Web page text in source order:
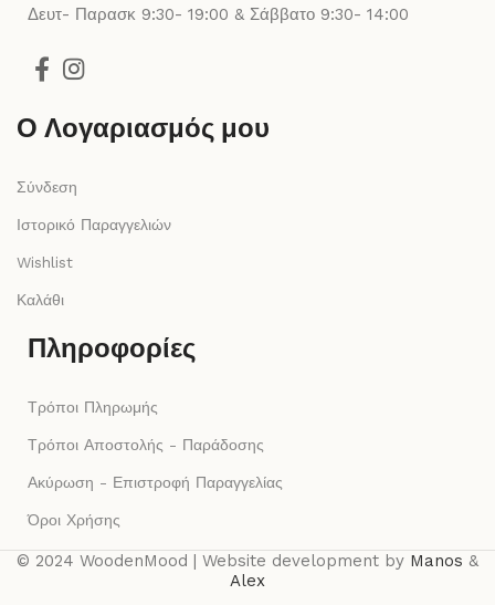
Δευτ- Παρασκ 9:30- 19:00 & Σάββατο 9:30- 14:00
Ο Λογαριασμός μου
Σύνδεση
Ιστορικό Παραγγελιών
Wishlist
Καλάθι
Πληροφορίες
Τρόποι Πληρωμής
Τρόποι Αποστολής - Παράδοσης
Ακύρωση - Επιστροφή Παραγγελίας
Όροι Χρήσης
© 2024 WoodenMood | Website development by Manos &
Alex